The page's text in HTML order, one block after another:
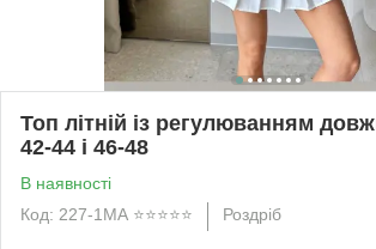
Топ літній із регулюванням
42-44 і 46-48
В наявності
Код: 227-1МА ⭐️⭐️⭐️⭐️⭐️
Роздріб